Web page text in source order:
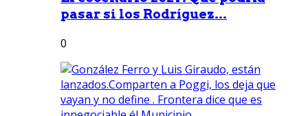
pasar si los Rodríguez...
0